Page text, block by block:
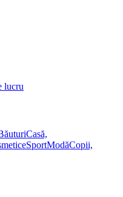
lucru
Casă,
SportModăCopii,